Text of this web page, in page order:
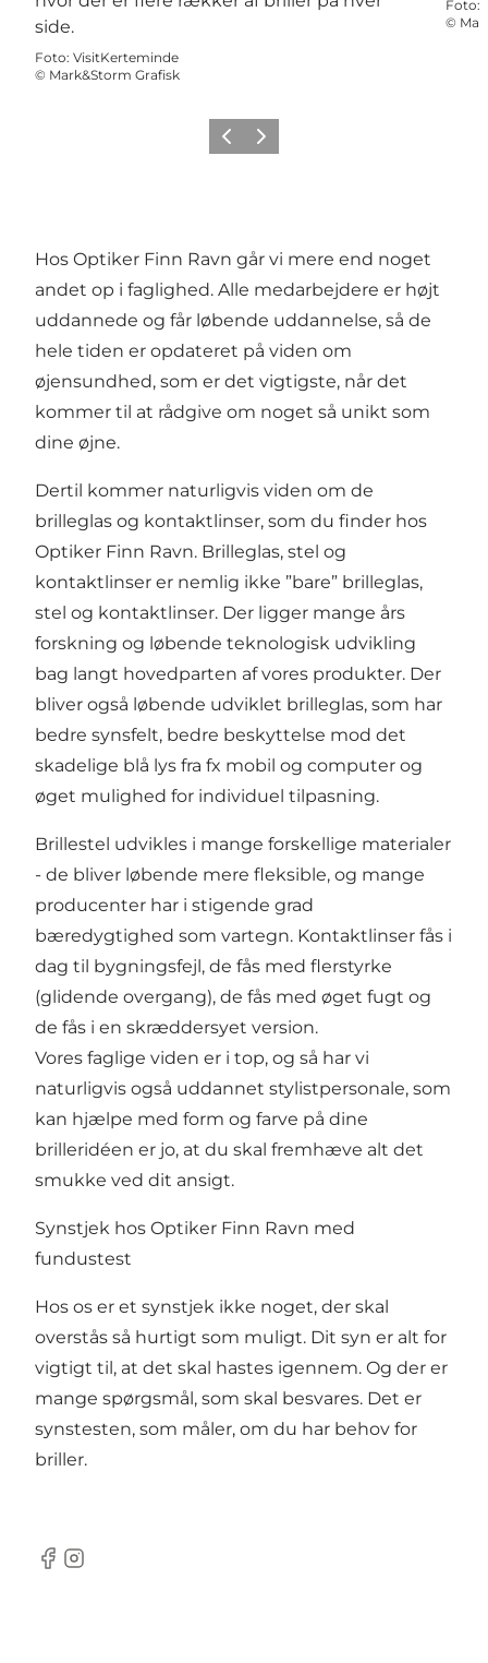
Foto: VisitKerteminde
© Mark&Storm Grafisk
Foto:
©
ForrigeNæste
Hos Optiker Finn Ravn går vi mere end noget
andet op i faglighed. Alle medarbejdere er højt
uddannede og får løbende uddannelse, så de
hele tiden er opdateret på viden om
øjensundhed, som er det vigtigste, når det
kommer til at rådgive om noget så unikt som
dine øjne.
Dertil kommer naturligvis viden om de
brilleglas og kontaktlinser, som du finder hos
Optiker Finn Ravn. Brilleglas, stel og
kontaktlinser er nemlig ikke ”bare” brilleglas,
stel og kontaktlinser. Der ligger mange års
forskning og løbende teknologisk udvikling
bag langt hovedparten af vores produkter. Der
bliver også løbende udviklet brilleglas, som har
bedre synsfelt, bedre beskyttelse mod det
skadelige blå lys fra fx mobil og computer og
øget mulighed for individuel tilpasning.
Brillestel udvikles i mange forskellige materialer
- de bliver løbende mere fleksible, og mange
producenter har i stigende grad
bæredygtighed som vartegn. Kontaktlinser fås i
dag til bygningsfejl, de fås med flerstyrke
(glidende overgang), de fås med øget fugt og
de fås i en skræddersyet version.
Vores faglige viden er i top, og så har vi
naturligvis også uddannet stylistpersonale, som
kan hjælpe med form og farve på dine
brilleridéen er jo, at du skal fremhæve alt det
smukke ved dit ansigt.
Synstjek hos Optiker Finn Ravn med
fundustest
Hos os er et synstjek ikke noget, der skal
overstås så hurtigt som muligt. Dit syn er alt for
vigtigt til, at det skal hastes igennem. Og der er
mange spørgsmål, som skal besvares. Det er
synstesten, som måler, om du har behov for
briller.
Facebook
Instagram